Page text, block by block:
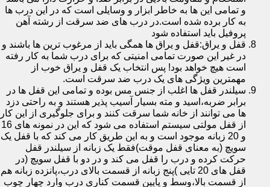
و تمامی این ها به خاطر ابزار و وسایلی است که در این درب ها
به کار برده شده است.در درب های ضد سرقت از رشته آهن
پروفیل باید استفاده شود
قفل و یراق:قفل و یراق ها همگی باید از مرغوب ترین ها باشند و
در غیر این صورت تمامی امنیتی که برای درب شما به کار رفته
است هیچ خواهد بود! پس انتخاب یک قفل و یراق خوب از
مهمترین ویژگی های یک درب ضد سرقت است.
سیلندر قفل ها اغلب از جنس مس بوده و تمامی این قفل ها در
برابر ضربه،اسید و مته بسیار آسیب پذیر هستند و به راحتی دزد
ها می توانند از خانه شما سرقت کنند و برای جلوگیری از این کار
از قفل مولتی سیستم استفاده می شود که این در نمونه های 16
و 20 زبانه موجود است و به این طریق کار می کند که با قفل یک
سویچ (به معنای قفل موقت)فقط یک زبانه از سیلندر قفل
حرکت کرده و درب را قفل می کند و در دو با قفل سویچ (در
قفل های 20 تایی )پنج زبانه از قسمت بالای درب،پانزده زبانه هم
از قسمت بالا،وسط و پایین قسمت کناری درب وارد چهار چوب